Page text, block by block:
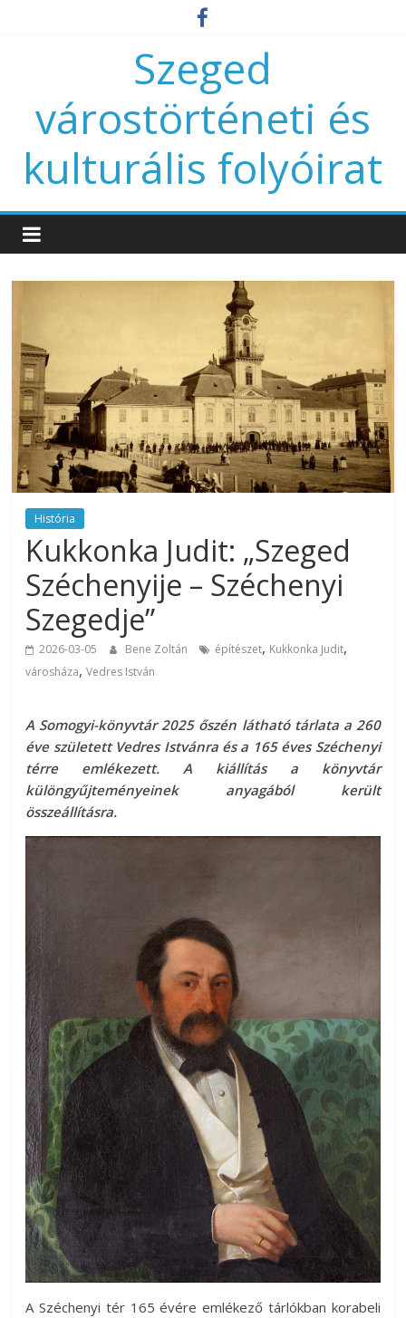
Szeged
várostörténeti és
kulturális folyóirat
História
Kukkonka Judit: „Szeged
Széchenyije – Széchenyi
Szegedje”
2026-03-05 Bene Zoltán építészet, Kukkonka Judit,
városháza,Vedres István
A Somogyi-könyvtár 2025 őszén látható tárlata a 260
éve született Vedres Istvánra és a 165 éves Széchenyi
térre emlékezett. A kiállítás a könyvtár
különgyűjteményeinek anyagából került
összeállításra.
A Széchenyi tér 165 évére emlékező tárlókban korabeli